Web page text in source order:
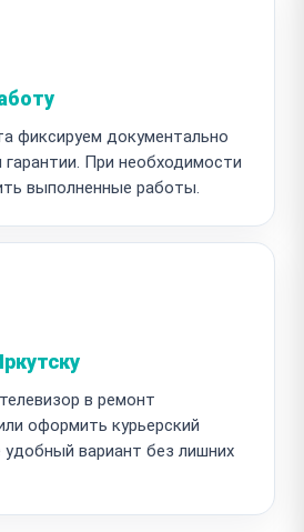
фиксируем документально
При необходимости
выполненные работы.
в ремонт
оформить курьерский
вариант без лишних